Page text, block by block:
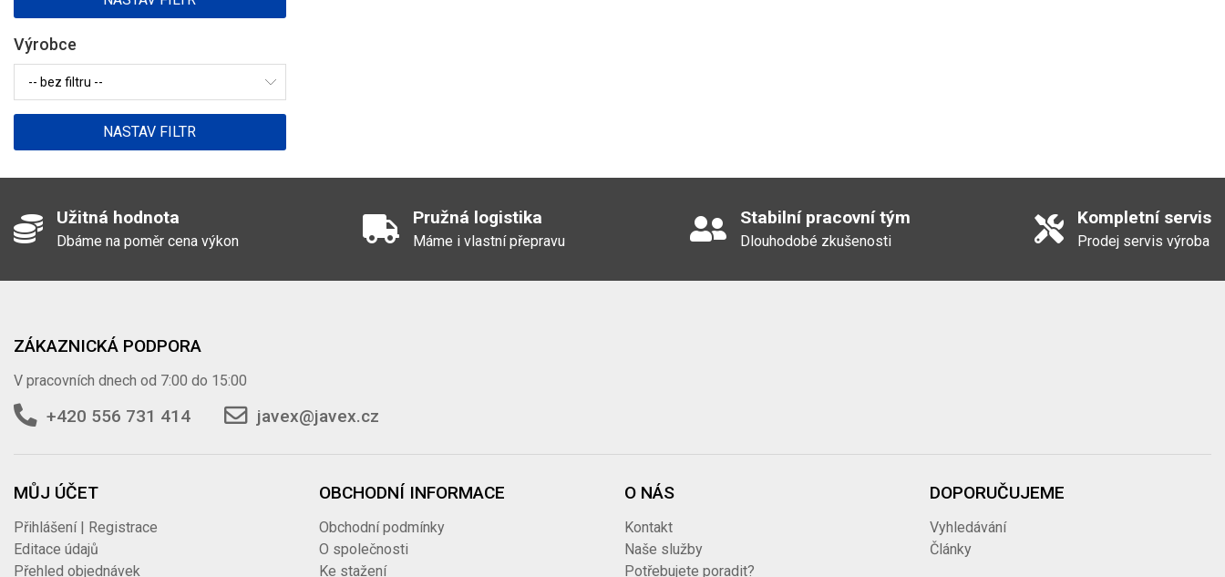
Výrobce
Užitná hodnota
Dbáme na poměr cena výkon
Pružná logistika
Máme i vlastní přepravu
Stabilní pracovní tým
Dlouhodobé zkušenosti
Kompletní servis
Prodej servis výroba
ZÁKAZNICKÁ PODPORA
V pracovních dnech od 7:00 do 15:00
+420 556 731 414 javex@javex.cz
MŮJ ÚČET
Přihlášení | Registrace
Editace údajů
Přehled objednávek
OBCHODNÍ INFORMACE
Obchodní podmínky
O společnosti
Ke stažení
O NÁS
Kontakt
Naše služby
Potřebujete poradit?
DOPORUČUJEME
Vyhledávání
Články